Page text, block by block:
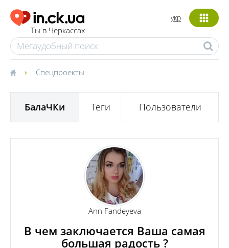
Ты в Черкассах
укр
Спецпроекты
БалаЧКи Теги Пользователи
Ann Fandeyeva
В чем заключается Ваша самая
большая радость ?